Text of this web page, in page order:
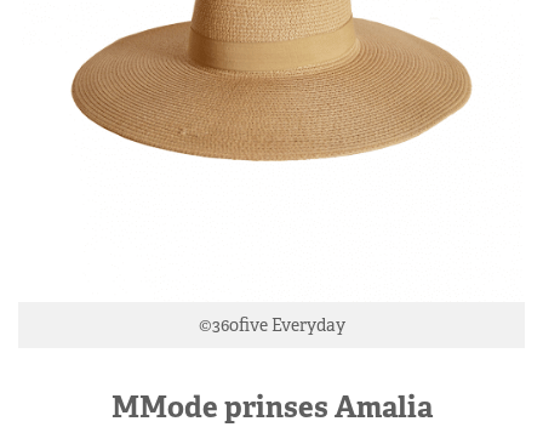
©360five Everyday
MMode prinses Amalia